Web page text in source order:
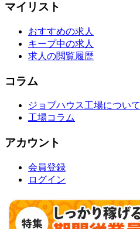
マイリスト
おすすめの求人
キープ中の求人
求人の閲覧履歴
コラム
ジョブハウス工場について
工場コラム
アカウント
会員登録
ログイン